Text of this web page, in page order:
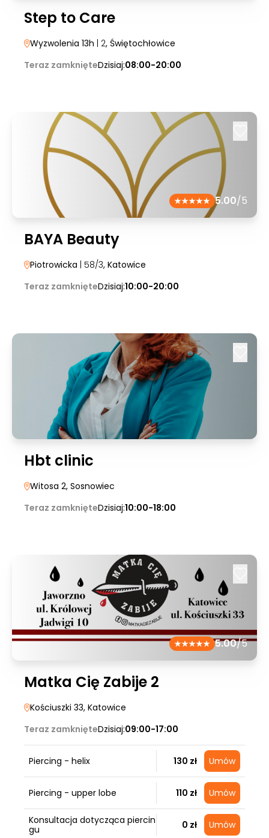
Step to Care
Wyzwolenia 13h | 2, Świętochłowice
Teraz zamknięteDzisiaj:08:00-20:00
5.00/5
BAYA Beauty
Piotrowicka | 58/3, Katowice
Teraz zamknięteDzisiaj:10:00-20:00
Hbt clinic
Witosa 2, Sosnowiec
Teraz zamknięteDzisiaj:10:00-18:00
5.00/5
Matka Cię Zabije 2
Kościuszki 33, Katowice
Teraz zamknięteDzisiaj:09:00-17:00
Piercing - helix 130 zł Umów
Piercing - upper lobe 110 zł Umów
Konsultacja dotycząca piercin
gu
0 zł Umów